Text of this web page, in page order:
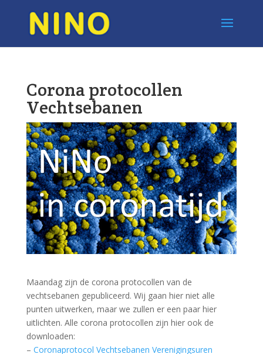
Corona protocollen
Vechtsebanen
Maandag zijn de corona protocollen van de
vechtsebanen gepubliceerd. Wij gaan hier niet alle
punten uitwerken, maar we zullen er een paar hier
uitlichten. Alle corona protocollen zijn hier ook de
downloaden:
– Coronaprotocol Vechtsebanen Verenigingsuren